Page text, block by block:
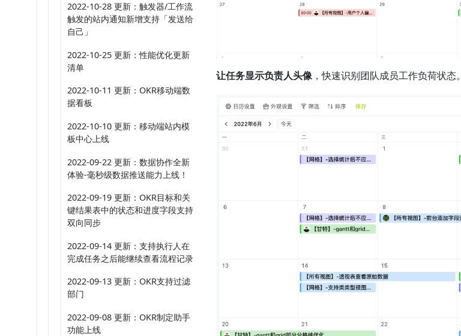
2022-10-28 更新：触发器/工作流
触发的站内通知新增支持「发送给
自己」
2022-10-25 更新：性能优化更新
清单
2022-10-11 更新：OKR移动端数
据看板
2022-10-10 更新：移动端站内模
板中心上线
2022-09-22 更新：数据协作全新
体验-毫秒级数据推送能力上线！
2022-09-19 更新：OKR目标和关
键结果表中的状态和进度字段支持
双向同步
2022-09-14 更新：支持执行人在
完成任务之后能继续查看流程记录
2022-09-13 更新：OKR支持过滤
部门
2022-09-08 更新：OKR制定助手
功能上线
让任务显示负责人头像，快速识别团队成员工作负荷状态。